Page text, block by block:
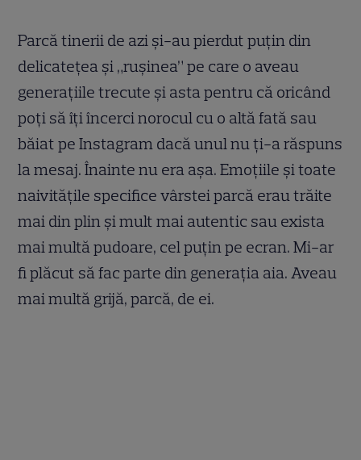
Parcă tinerii de azi și-au pierdut puțin din
delicatețea și „rușinea” pe care o aveau
generațiile trecute și asta pentru că oricând
poți să îți încerci norocul cu o altă fată sau
băiat pe Instagram dacă unul nu ți-a răspuns
la mesaj. Înainte nu era așa. Emoțiile și toate
naivitățile specifice vârstei parcă erau trăite
mai din plin și mult mai autentic sau exista
mai multă pudoare, cel puțin pe ecran. Mi-ar
fi plăcut să fac parte din generația aia. Aveau
mai multă grijă, parcă, de ei.